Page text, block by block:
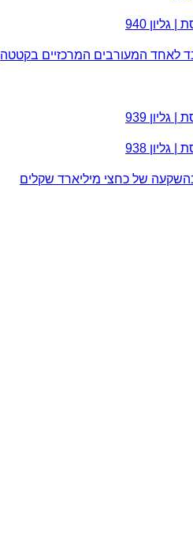
940
לאחד המעורבים המרכזיים בקטטה
939
938
של כחצי מיליארד שקלים